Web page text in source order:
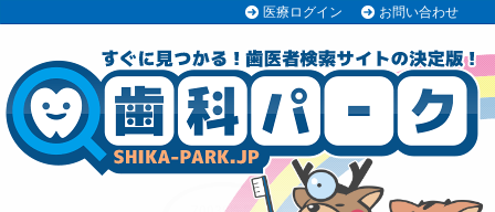
医療ログイン お問い合わせ